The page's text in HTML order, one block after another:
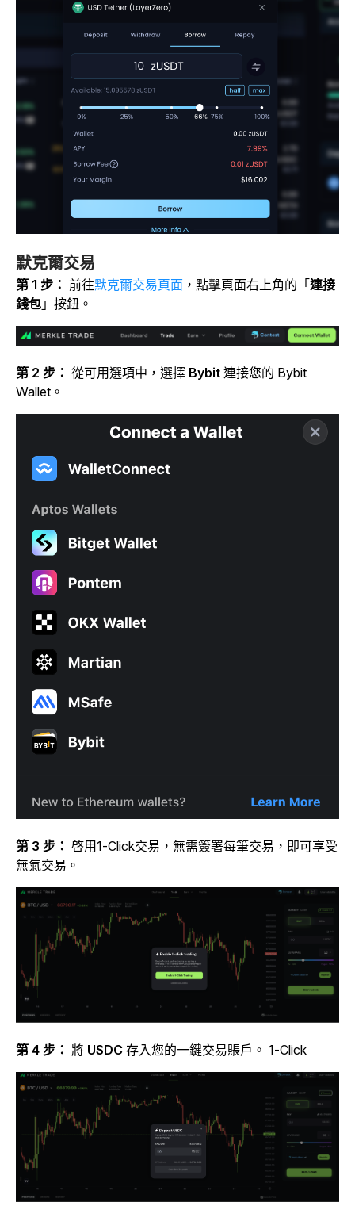
默克爾交易
第 1 步： 前往默克爾交易頁面 ，點擊頁面右上角的「連接
錢包 」按鈕。
第 2 步： 從可用選項中，選擇 Bybit 連接您的 Bybit
Wallet。
第 3 步： 啓用1-Click交易，無需簽署每筆交易，即可享受
無氣交易。
第 4 步： 將 USDC 存入您的一鍵交易賬戶。 1-Click